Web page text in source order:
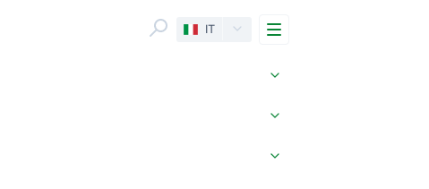
IT Menu